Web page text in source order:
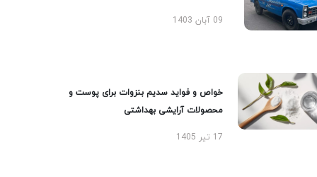
09 آبان 1403
خواص و فواید سدیم بنزوات برای پوست و
محصولات آرایشی بهداشتی
17 تیر 1405